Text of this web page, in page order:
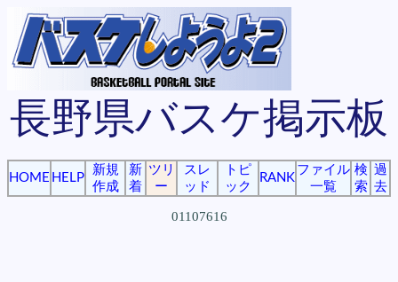
長野県バスケ掲示板
HOME HELP
新規
作成
新
着
ツリ
ー
スレ
ッド
トピ
ック
RANK
ファイル
一覧
検
索
過
去
01107616